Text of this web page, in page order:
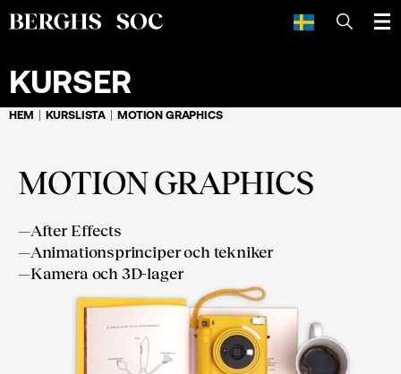
SÖK
KURSER
HEM KURSLISTA MOTION GRAPHICS
MOTION GRAPHICS
—After Effects
—Animationsprinciper och tekniker
—Kamera och 3D-lager